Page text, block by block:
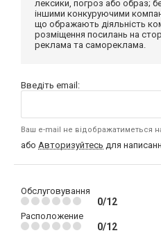
лексики, погроз або образ;
іншими конкуруючими
що ображають діяльність
розміщення посилань на
реклама та самореклама.
Введіть email:
Ваш e-mail не відображатиметься
або Авторизуйтесь для
Обслуговування
0/12
Расположение
0/12